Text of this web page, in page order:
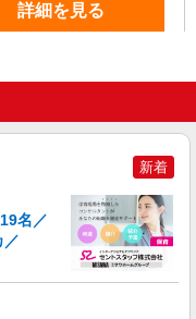
詳細を見る
型の保育補助
円 ※給与幅は経験・能
／交通費支給 7時〜8
座園（企業内保育園・企
西区江之子島119エルベ
詳細を見る
新着
名／
／